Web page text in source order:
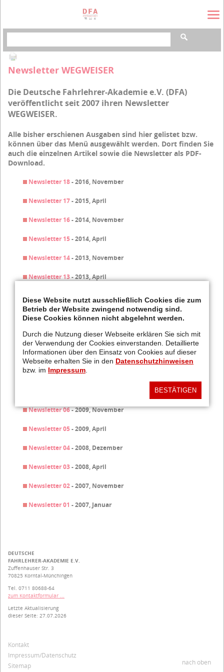
Newsletter WEGWEISER
Die Deutsche Fahrlehrer-Akademie e.V. (DFA)
veröffentlicht seit 2007 ihren Newsletter
WEGWEISER.
Alle bisher erschienen Ausgaben sind hier gelistet bzw.
können über das Menü ausgewählt werden. Dort finden Sie
auch die einzelnen Artikel sowie die Newsletter als PDF-
Download.
Newsletter 18- 2016, November
Newsletter 17- 2015, April
Newsletter 16- 2014, November
Newsletter 15- 2014, April
Newsletter 14- 2013, November
Newsletter 13- 2013, April
Newsletter 12 - 2012, November
Newsletter 11 - 2012, April
Newsletter 10- 2011, November
Newsletter 09- 2011, April
Newsletter 08- 2010, November
Newsletter 06- 2009, November
Newsletter 05- 2009, April
Newsletter 04- 2008, Dezember
Newsletter 03- 2008, April
Newsletter 02- 2007, November
Newsletter 01 - 2007, Januar
DEUTSCHE
FAHRLEHRER-AKADEMIE E.V.
Zuffenhauser Str. 3
70825 Korntal-Münchingen
Tel. 0711 80688-64
zum Kontaktformular ...
Letzte Aktualisierung
dieser Seite: 27.07.2026
überspringen
Kontakt
Impressum/Datenschutz
Sitemap
nach oben
Diese Website nutzt ausschließlich Cookies die zum
Betrieb der Website zwingend notwendig sind.
Diese Cookies können nicht abgelehnt werden.
Durch die Nutzung dieser Webseite erklären Sie sich mit
der Verwendung der Cookies einverstanden. Detaillierte
Informationen über den Einsatz von Cookies auf dieser
Webseite erhalten Sie in den Datenschutzhinweisen
bzw. im Impressum
BESTÄTIGEN